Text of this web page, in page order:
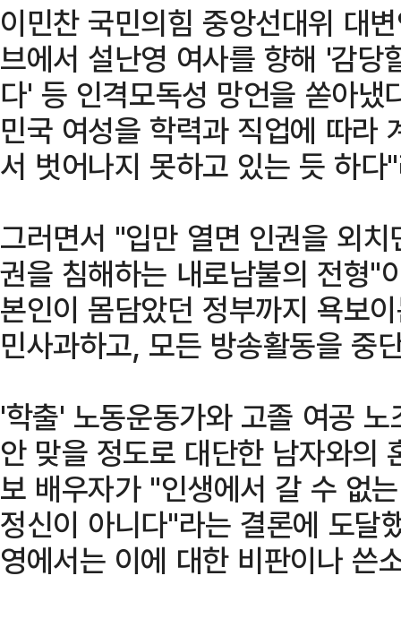
이민찬 국민의힘 중앙선대위 대
브에서 설난영 여사를 향해 '감
다' 등 인격모독성 망언을 쏟아
민국 여성을 학력과 직업에 따라
서 벗어나지 못하고 있는 듯 하다
그러면서 "입만 열면 인권을 외
권을 침해하는 내로남불의 전형"
본인이 몸담았던 정부까지 욕보
민사과하고, 모든 방송활동을 중
'학출' 노동운동가와 고졸 여공
안 맞을 정도로 대단한 남자와의
보 배우자가 "인생에서 갈 수 없
정신이 아니다"라는 결론에 도달
영에서는 이에 대한 비판이나 쓴